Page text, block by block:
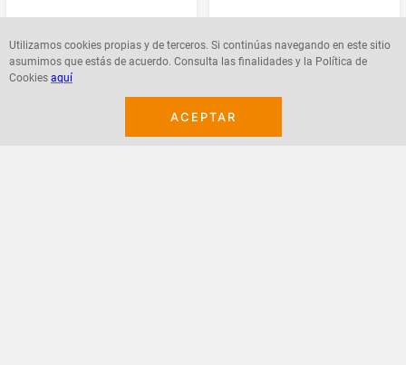
Utilizamos cookies propias y de terceros. Si continúas navegando en este sitio
asumimos que estás de acuerdo. Consulta las finalidades y la Política de
Cookies aquí
ACEPTAR